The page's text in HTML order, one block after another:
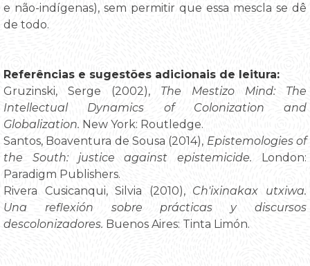
e não-indígenas), sem permitir que essa mescla se dê
de todo.
Referências e sugestões adicionais de leitura:
Gruzinski, Serge (2002), The Mestizo Mind: The
Intellectual Dynamics of Colonization and
Globalization. New York: Routledge.
Santos, Boaventura de Sousa (2014), Epistemologies of
the South: justice against epistemicide. London:
Paradigm Publishers.
Rivera Cusicanqui, Silvia (2010), Ch'ixinakax utxiwa.
Una reflexión sobre prácticas y discursos
descolonizadores. Buenos Aires: Tinta Limón.